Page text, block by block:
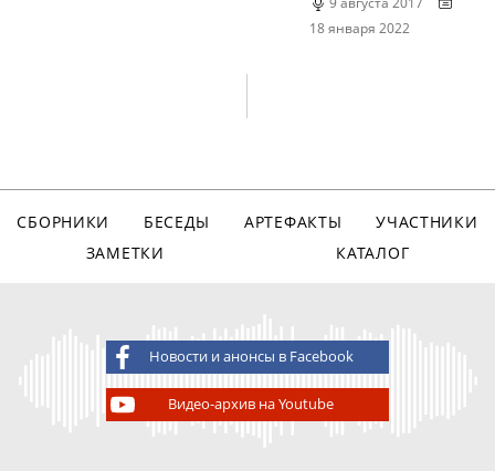
18 января 2022
СБОРНИКИ БЕСЕДЫ АРТЕФАКТЫ
УЧАСТНИКИ
ЗАМЕТКИ
КАТАЛОГ
Новости и анонсы в Facebook
Видео-архив на Youtube